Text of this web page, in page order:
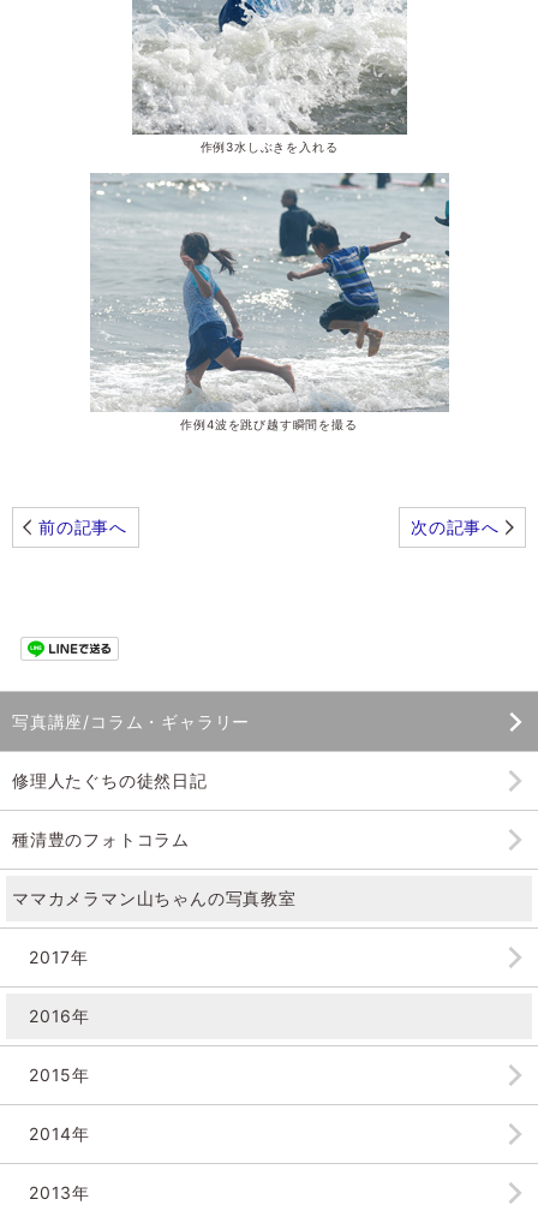
作例3水しぶきを入れる
作例4波を跳び越す瞬間を撮る
前の記事へ 次の記事へ
写真講座/コラム・ギャラリー
修理人たぐちの徒然日記
種清豊のフォトコラム
ママカメラマン山ちゃんの写真教室
2017年
2016年
2015年
2014年
2013年